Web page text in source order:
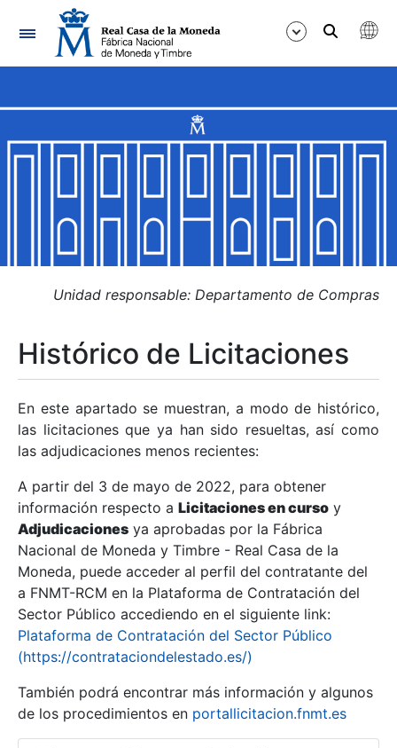
Navegación
Mostrar/Ocultar
Mostrar/Ocultar
Mostrar/Ocultar
Mostrar/Ocultar
Mostrar/Ocultar
Mostrar/Ocultar
Unidad responsable: Departamento de Compras
Histórico de Licitaciones
En este apartado se muestran, a modo de histórico,
las licitaciones que ya han sido resueltas, así como
las adjudicaciones menos recientes:
A partir del 3 de mayo de 2022, para obtener
información respecto a Licitaciones en curso y
Adjudicaciones ya aprobadas por la Fábrica
Nacional de Moneda y Timbre - Real Casa de la
Moneda, puede acceder al perfil del contratante del
a FNMT-RCM en la Plataforma de Contratación del
Sector Público accediendo en el siguiente link:
Plataforma de Contratación del Sector Público
(https://contrataciondelestado.es/)
También podrá encontrar más información y algunos
de los procedimientos en portallicitacion.fnmt.es